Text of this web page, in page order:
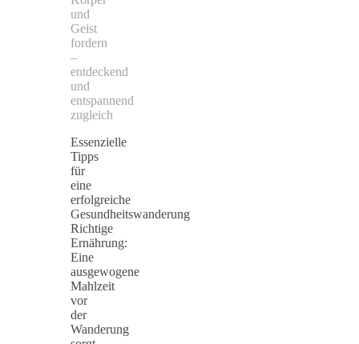
und
Geist
fordern
–
entdeckend
und
entspannend
zugleich
Essenzielle
Tipps
für
eine
erfolgreiche
Gesundheitswanderung
Richtige
Ernährung:
Eine
ausgewogene
Mahlzeit
vor
der
Wanderung